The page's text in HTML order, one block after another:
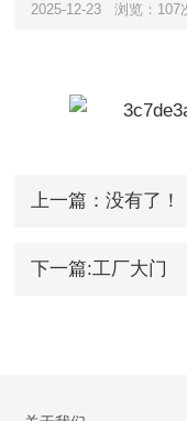
2025-12-23 浏览：107
上一篇：没有了！
下一篇:工厂大门